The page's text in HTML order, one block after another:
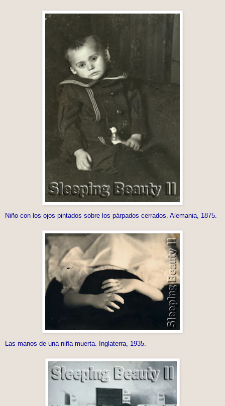
Niño con los ojos pintados sobre los párpados cerrados. Alemania, 1875.
Las manos de una niña muerta. Inglaterra, 1935.